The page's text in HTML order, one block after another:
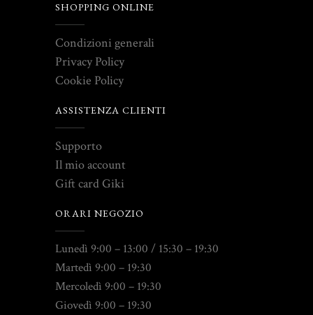
SHOPPING ONLINE
Condizioni generali
Privacy Policy
Cookie Policy
ASSISTENZA CLIENTI
Supporto
Il mio account
Gift card Giki
ORARI NEGOZIO
Lunedì 9:00 – 13:00 / 15:30 – 19:30
Martedì 9:00 – 19:30
Mercoledì 9:00 – 19:30
Giovedì 9:00 – 19:30